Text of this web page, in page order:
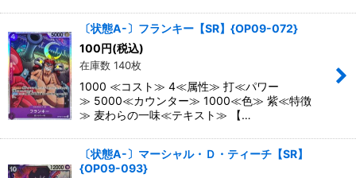
〔状態A-〕フランキー【SR】{OP09-072}
100円(税込)
在庫数 140枚
1000 ≪コスト≫ 4≪属性≫ 打≪パワー
≫ 5000≪カウンター≫ 1000≪色≫ 紫≪特徴
≫ 麦わらの一味≪テキスト≫ 【…
〔状態A-〕マーシャル・Ｄ・ティーチ【SR】
{OP09-093}